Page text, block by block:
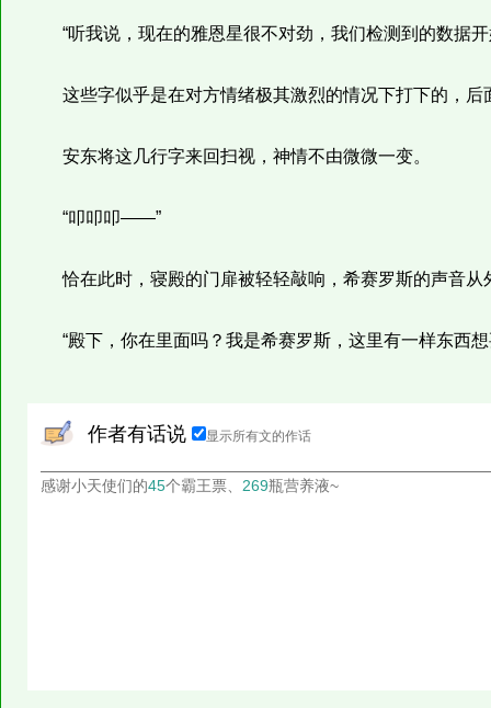
“听我说，现在的雅恩星很不对劲，我们检测到的数据
这些字似乎是在对方情绪极其激烈的情况下打下的，后
安东将这几行字来回扫视，神情不由微微一变。
“叩叩叩——”
恰在此时，寝殿的门扉被轻轻敲响，希赛罗斯的声音从
“殿下，你在里面吗？我是希赛罗斯，这里有一样东西想
作者有话说 显示所有文的作话
感谢小天使们的45个霸王票、 269瓶营养液~